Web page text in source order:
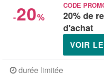
-20%
CODE
20% de
d'achat
VOIR
durée limitée